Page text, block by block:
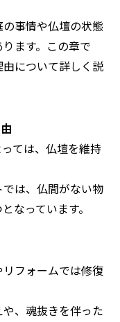
事情や仏壇の状態
ます。この章で
について詳しく説
ては、仏壇を維持
は、仏間がない物
なっています。
フォームでは修復
、魂抜きを伴った